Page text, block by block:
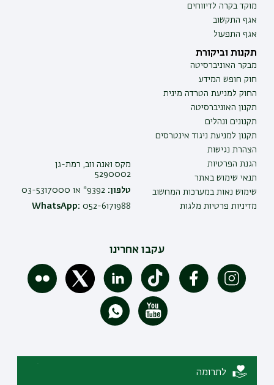
מוקד בקרה לדיווחים
אגף התקשוב
אגף התפעול
תקנות וביקורת
מבקר האוניברסיטה
חוק חופש המידע
החוק למניעת הטרדה מינית
תקנון האוניברסיטה
תקנונים ונהלים
תקנון למניעת ניגוד אינטרסים
הצהרת נגישות
הגנת הפרטיות
תנאי שימוש באתר
שימוש נאות במערכות המחשוב
מדיניות פרטיות מלגות
מקס ואנה ווב, רמת-גן
5290002
טלפון:
WhatsApp: 052-6171988
עקבו אחרינו
לתרומה